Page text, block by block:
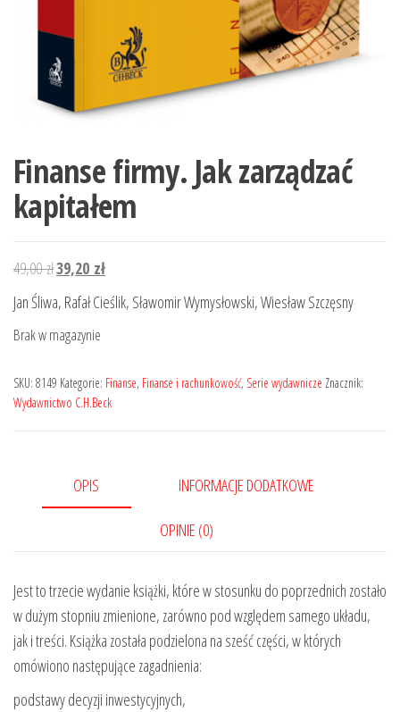
Finanse firmy. Jak zarządzać
kapitałem
49,00złPierwotna
cena
wynosiła:
49,00 zł.
39,20 złAktualna
cena
wynosi:
Jan Śliwa, Rafał Cieślik, Sławomir Wymysłowski, Wiesław Szczęsny
Brak w magazynie
SKU: 8149 Kategorie: Finanse, Finanse i rachunkowość, Serie wydawnicze Znacznik:
Wydawnictwo C.H.Beck
OPIS INFORMACJE DODATKOWE
OPINIE (0)
Jest to trzecie wydanie książki, które w stosunku do poprzednich zostało
w dużym stopniu zmienione, zarówno pod względem samego układu,
jak i treści. Książka została podzielona na sześć części, w których
omówiono następujące zagadnienia:
podstawy decyzji inwestycyjnych,